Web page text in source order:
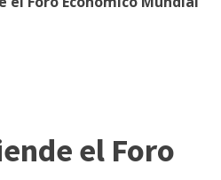
el Foro